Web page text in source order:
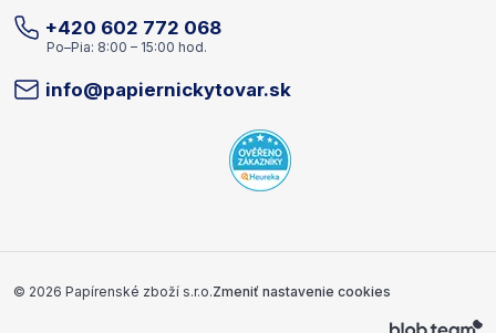
+420 602 772 068
Po–Pia: 8:00 – 15:00 hod.
info@papiernickytovar.sk
Copyright a vývojár
© 2026 Papírenské zboží s.r.o.Zmeniť nastavenie cookies